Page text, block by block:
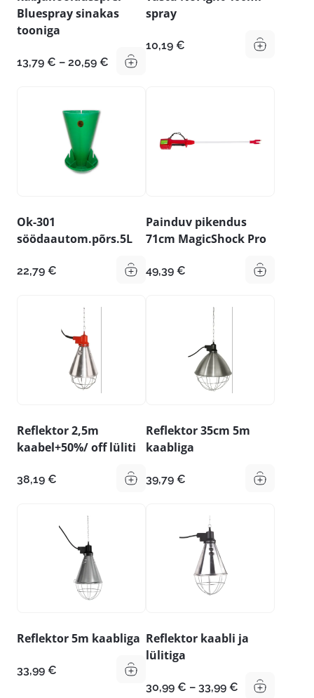
Bluespray sinakas
tooniga
13,79 € – 20,59 € Hinnavahemik:
spray
10,19 €
Ok-301
söödaautom.põrs.5L
22,79 €
Painduv pikendus
71cm MagicShock Pro
49,39 €
Reflektor 2,5m
kaabel+50%/ off lüliti
38,19 €
Reflektor 35cm 5m
kaabliga
39,79 €
Reflektor 5m kaabliga
33,99 €
Reflektor kaabli ja
lülitiga
30,99 € – 33,99 €